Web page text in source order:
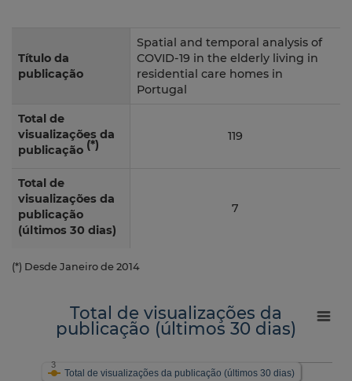
Título da
publicação
Spatial and temporal analysis of
COVID-19 in the elderly living in
residential care homes in
Portugal
Total de
visualizações da
publicação (*)
119
Total de
visualizações da
publicação
(últimos 30 dias)
7
(*) Desde Janeiro de 2014
Total de visualizações da
publicação (últimos 30 dias)
Total de visualizações da publicação (últimos 30 dias)
3